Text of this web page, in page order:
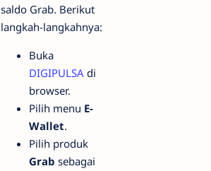
saldo Grab. Berikut
langkah-langkahnya:
Buka
DIGIPULSA di
browser.
Pilih menu E-
Wallet.
Pilih produk
Grab sebagai